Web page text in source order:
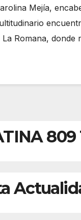
Mejía,
Romana, donde
809